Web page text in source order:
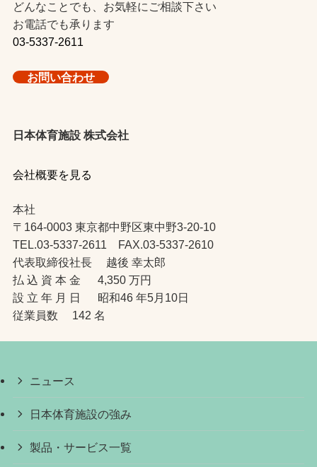
どんなことでも、お気軽にご相談下さい
お電話でも承ります
03-5337-2611
お問い合わせ
日本体育施設 株式会社
会社概要を見る
本社
〒164-0003 東京都中野区東中野3-20-10
TEL.03-5337-2611 FAX.03-5337-2610
代表取締役社長 越後 幸太郎
払 込 資 本 金 4,350 万円
設 立 年 月 日 昭和46 年5月10日
従業員数 142 名
ニュース
日本体育施設の強み
製品・サービス一覧